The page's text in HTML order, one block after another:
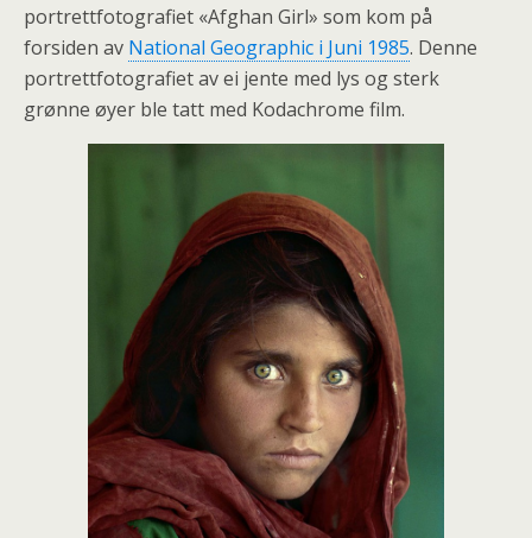
portrettfotografiet «Afghan Girl» som kom på
forsiden av National Geographic i Juni 1985. Denne
portrettfotografiet av ei jente med lys og sterk
grønne øyer ble tatt med Kodachrome film.